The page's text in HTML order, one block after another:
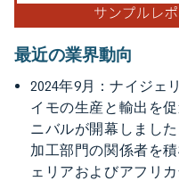
最近の業界動向
2024年9月：ナイジェ
イモの生産と輸出を
ニバルが開幕しまし
加工部門の関係者を
ェリアおよびアフリ